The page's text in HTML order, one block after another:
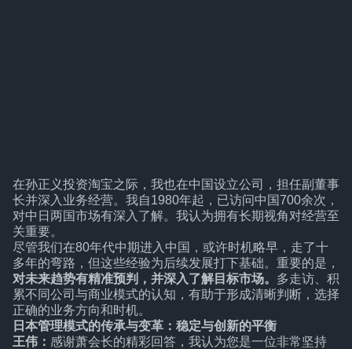
在孙正义投资淘宝之际，我也在中国设立公司，担任副董事
长并深入业务经营。我自1980年起，已访问中国700余次，
对中日两国市场有深入了解。我认为拥有长期视角对经营至
关重要。
尽管我们在80年代中期进入中国，或许时机略早，走了十
多年的弯路，但这些经验为后续发展打下基础。重要的是，
对未来趋势有精准预判，并深入了解目标市场。 多走访、积
累不同公司与商业模式的认知，有助于形成清晰判断，选择
正确的业务方向和时机。
日本管理模式的传承与变革：稳定与创新的平衡
王伟： 感谢萧会长的精彩回答，我认为您是一位非常坚持